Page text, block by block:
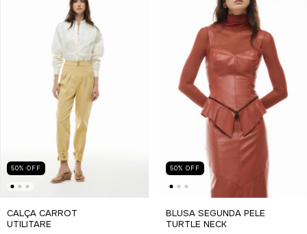
50% OFF
CALÇA CARROT
UTILITARE
50% OFF
BLUSA SEGUNDA PELE
TURTLE NECK